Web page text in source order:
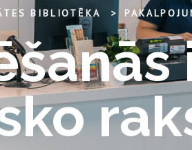
BIBLIOTĒKA